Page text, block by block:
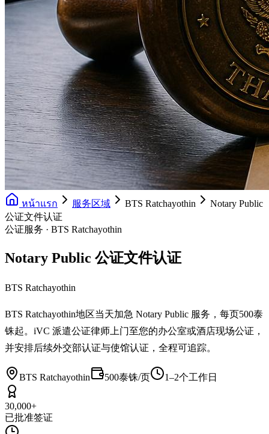
หน้าแรก 服务区域 BTS Ratchayothin
Notary Public
公证文件认证
公证服务 · BTS Ratchayothin
Notary Public 公证文件认证
BTS Ratchayothin
BTS Ratchayothin地区当天加急 Notary Public 服务，每页500泰
铢起。iVC 派遣公证律师上门至您的办公室或酒店现场公证，
并安排后续外交部认证与使馆认证，全程可追踪。
BTS Ratchayothin 500泰铢/页 1–2个工作日
30,000+
已批准签证